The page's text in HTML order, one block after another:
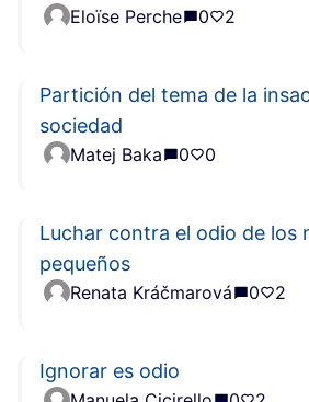
Eloïse Perche 0 2
Partición del tema de la
sociedad
Matej Baka 0 0
Luchar contra el odio de los
pequeños
Renata Kráčmarová 0 2
Ignorar es odio